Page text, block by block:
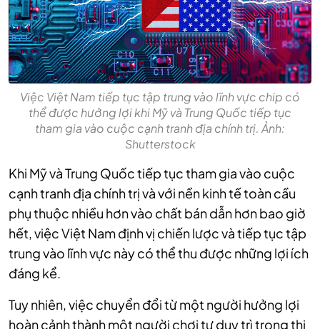
Việc Việt Nam tiếp tục tập trung vào lĩnh vực chip có
thể được hưởng lợi khi Mỹ và Trung Quốc tiếp tục
tham gia vào cuộc cạnh tranh địa chính trị. Ảnh:
Shutterstock
Khi Mỹ và Trung Quốc tiếp tục tham gia vào cuộc
cạnh tranh địa chính trị và với nền kinh tế toàn cầu
phụ thuộc nhiều hơn vào chất bán dẫn hơn bao giờ
hết, việc Việt Nam định vị chiến lược và tiếp tục tập
trung vào lĩnh vực này có thể thu được những lợi ích
đáng kể.
Tuy nhiên, việc chuyển đổi từ một người hưởng lợi
hoàn cảnh thành một người chơi tự duy trì trong thị